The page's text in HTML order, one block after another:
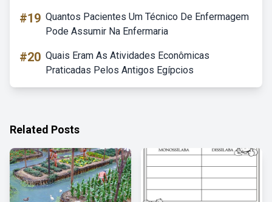
#19 Quantos Pacientes Um Técnico De Enfermagem
Pode Assumir Na Enfermaria
#20 Quais Eram As Atividades Econômicas
Praticadas Pelos Antigos Egípcios
Related Posts